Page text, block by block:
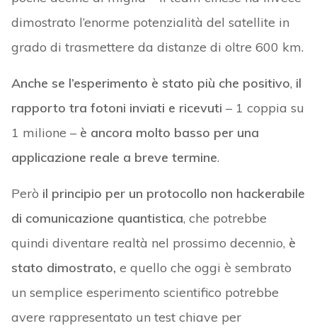
dimostrato l’enorme potenzialità del satellite in
grado di trasmettere da distanze di oltre 600 km.
Anche se l’esperimento è stato più che positivo, il
rapporto tra fotoni inviati e ricevuti – 1 coppia su
1 milione – è ancora molto basso per una
applicazione reale a breve termine.
Però il principio per un protocollo non hackerabile
di comunicazione quantistica, che potrebbe
quindi diventare realtà nel prossimo decennio, è
stato dimostrato, e quello che oggi è sembrato
un semplice esperimento scientifico potrebbe
avere rappresentato un test chiave per